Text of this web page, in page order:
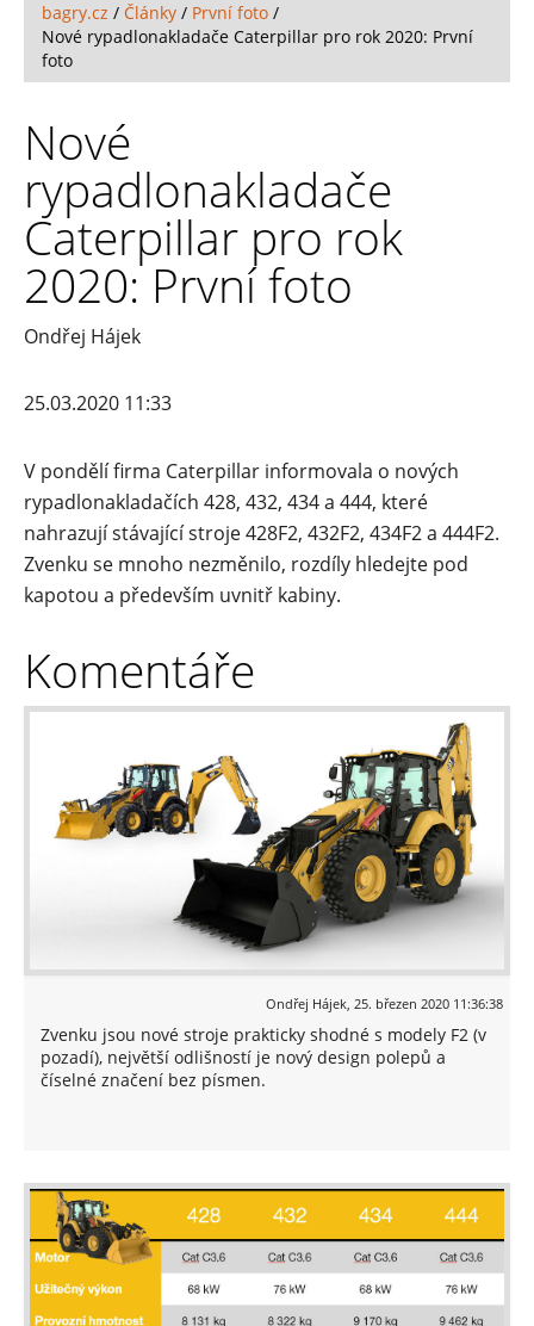
bagry.cz / Články / První foto /
Nové rypadlonakladače Caterpillar pro rok 2020: První
foto
Nové
rypadlonakladače
Caterpillar pro rok
2020: První foto
Ondřej Hájek
25.03.2020 11:33
V pondělí firma Caterpillar informovala o nových
rypadlonakladačích 428, 432, 434 a 444, které
nahrazují stávající stroje 428F2, 432F2, 434F2 a 444F2.
Zvenku se mnoho nezměnilo, rozdíly hledejte pod
kapotou a především uvnitř kabiny.
Komentáře
Ondřej Hájek,25. březen 2020 11:36:38
Zvenku jsou nové stroje prakticky shodné s modely F2 (v
pozadí), největší odlišností je nový design polepů a
číselné značení bez písmen.